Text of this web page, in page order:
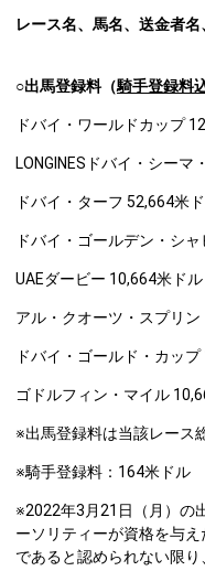
レース名、馬名、送金者
○出馬登録料（騎手登録料
ドバイ・ワールドカップ
LONGINESドバイ・シー
ドバイ・ターフ 52,664米
ドバイ・ゴールデン・シ
UAEダービー 10,664米ドル
アル・クオーツ・スプリ
ドバイ・ゴールド・カッ
ゴドルフィン・マイル
※出馬登録料は当該レース
※騎手登録料：164米ドル
※2022年3月21日（月）の
ーソリティーが資格を与
であると認められない限り